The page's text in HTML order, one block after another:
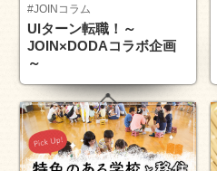
#JOINコラム
UIターン転職！～
JOIN×DODAコラボ企画
～